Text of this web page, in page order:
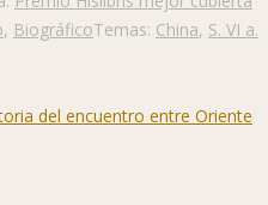
, BiográficoTemas: China, S. VI a.